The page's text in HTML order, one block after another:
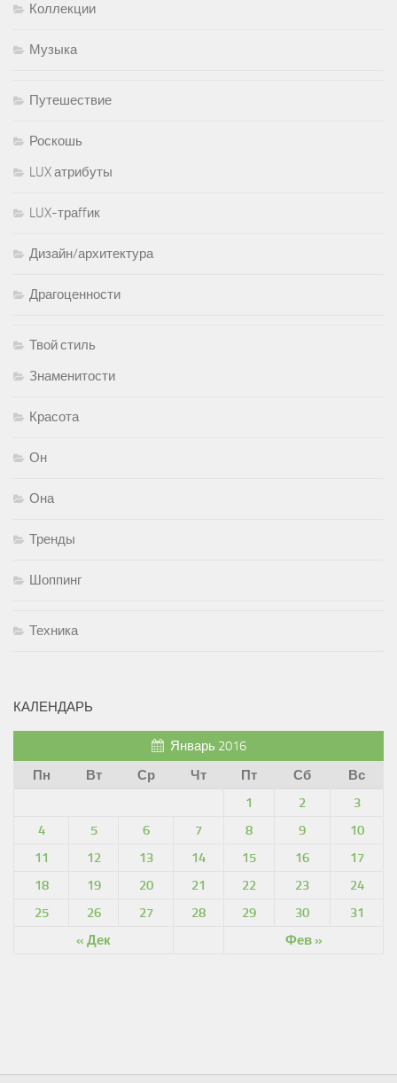
Коллекции
Музыка
Путешествие
Роскошь
LUX атрибуты
LUX-траffик
Дизайн/архитектура
Драгоценности
Твой стиль
Знаменитости
Красота
Он
Она
Тренды
Шоппинг
Техника
КАЛЕНДАРЬ
Январь 2016
Пн
Вт Ср Чт Пт Сб Вс
« Дек Фев »
1 2
3
4
5 6 7 8 9
10
11
12 13 14 15 16
17
18
19 20 21 22 23
24
25
26 27 28 29 30 31